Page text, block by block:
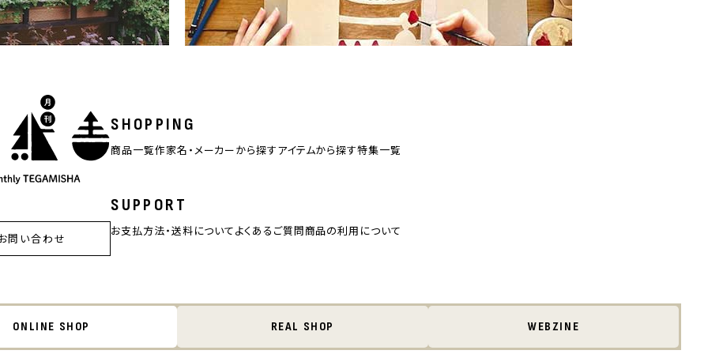
SHOPPING
商品一覧作家名・メーカーから探すアイテムから探す特集一覧
SUPPORT
お支払方法・送料についてよくあるご質問商品の利用について
問い合わせ
ONLINE SHOP REAL SHOP WEBZINE